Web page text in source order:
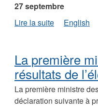
27 septembre
Lire la suite
première
ministre
Cochrane
pour
la
English
La première
résultats de
La première ministre
déclaration suivante à